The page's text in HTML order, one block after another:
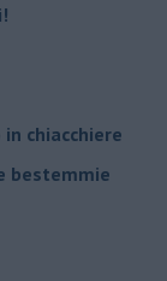
chiacchiere
bestemmie